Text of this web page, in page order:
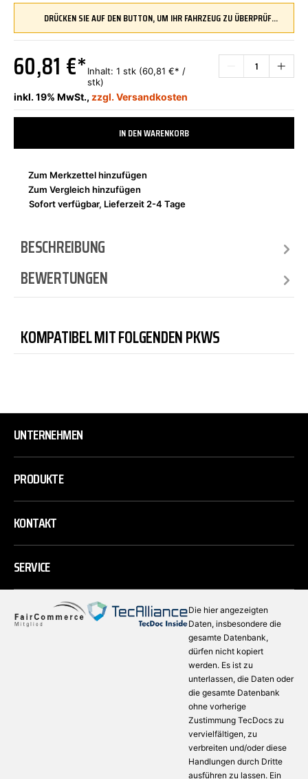
DRÜCKEN SIE AUF DEN BUTTON, UM IHR FAHRZEUG ZU ÜBERPRÜFEN UND SICHERZUSTELLEN, DASS DIESES TEIL KOMPATIBEL IST, BEVOR SIE ES BESTELLEN
60,81 €* Inhalt:1 stk (60,81 €* /
stk)
inkl. 19% MwSt., zzgl. Versandkosten
IN DEN WARENKORB
Zum Merkzettel hinzufügen
Zum Vergleich hinzufügen
Sofort verfügbar, Lieferzeit 2-4 Tage
BESCHREIBUNG
BEWERTUNGEN
KOMPATIBEL MIT FOLGENDEN PKWS
UNTERNEHMEN
PRODUKTE
KONTAKT
SERVICE
Die hier angezeigten
Daten, insbesondere die
gesamte Datenbank,
dürfen nicht kopiert
werden. Es ist zu
unterlassen, die Daten oder
die gesamte Datenbank
ohne vorherige
Zustimmung TecDocs zu
vervielfältigen, zu
verbreiten und/oder diese
Handlungen durch Dritte
ausführen zu lassen. Ein